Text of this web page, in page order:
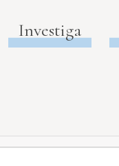
Investiga